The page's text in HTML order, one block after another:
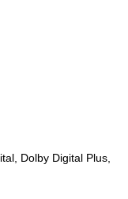
Dolby Digital Plus,